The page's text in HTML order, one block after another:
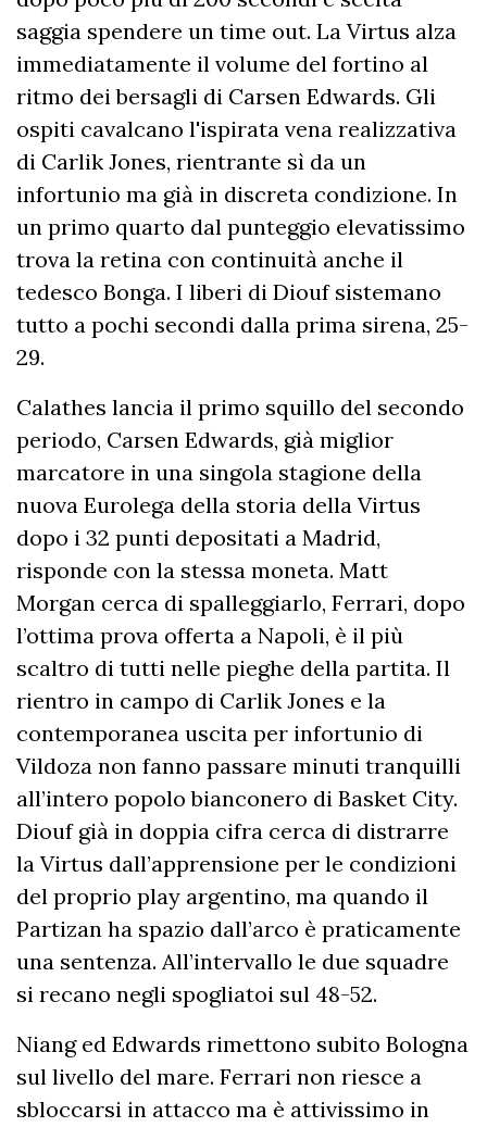
saggia spendere un time out. La Virtus alza
immediatamente il volume del fortino al
ritmo dei bersagli di Carsen Edwards. Gli
ospiti cavalcano l'ispirata vena realizzativa
di Carlik Jones, rientrante sì da un
infortunio ma già in discreta condizione. In
un primo quarto dal punteggio elevatissimo
trova la retina con continuità anche il
tedesco Bonga. I liberi di Diouf sistemano
tutto a pochi secondi dalla prima sirena, 25-
29.
Calathes lancia il primo squillo del secondo
periodo, Carsen Edwards, già miglior
marcatore in una singola stagione della
nuova Eurolega della storia della Virtus
dopo i 32 punti depositati a Madrid,
risponde con la stessa moneta. Matt
Morgan cerca di spalleggiarlo, Ferrari, dopo
l’ottima prova offerta a Napoli, è il più
scaltro di tutti nelle pieghe della partita. Il
rientro in campo di Carlik Jones e la
contemporanea uscita per infortunio di
Vildoza non fanno passare minuti tranquilli
all’intero popolo bianconero di Basket City.
Diouf già in doppia cifra cerca di distrarre
la Virtus dall’apprensione per le condizioni
del proprio play argentino, ma quando il
Partizan ha spazio dall’arco è praticamente
una sentenza. All’intervallo le due squadre
si recano negli spogliatoi sul 48-52.
Niang ed Edwards rimettono subito Bologna
sul livello del mare. Ferrari non riesce a
sbloccarsi in attacco ma è attivissimo in